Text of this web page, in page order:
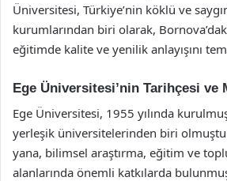
Üniversitesi, Türkiye’nin köklü ve
kurumlarından biri olarak,
eğitimde kalite ve yenilik anlayışını
Ege Üniversitesi’nin Tarihçesi ve
Ege Üniversitesi, 1955 yılında
yerleşik üniversitelerinden biri
yana, bilimsel araştırma, eğitim ve
alanlarında önemli katkılarda